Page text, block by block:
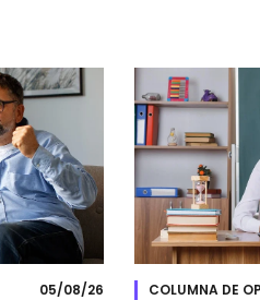
05/08/26 COLUMNA DE